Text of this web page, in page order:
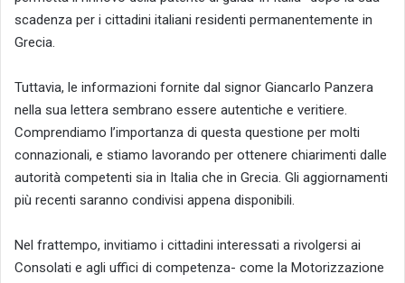
scadenza per i cittadini italiani residenti permanentemente in
Grecia.
Tuttavia, le informazioni fornite dal signor Giancarlo Panzera
nella sua lettera sembrano essere autentiche e veritiere.
Comprendiamo l’importanza di questa questione per molti
connazionali, e stiamo lavorando per ottenere chiarimenti dalle
autorità competenti sia in Italia che in Grecia. Gli aggiornamenti
più recenti saranno condivisi appena disponibili.
Nel frattempo, invitiamo i cittadini interessati a rivolgersi ai
Consolati e agli uffici di competenza- come la Motorizzazione